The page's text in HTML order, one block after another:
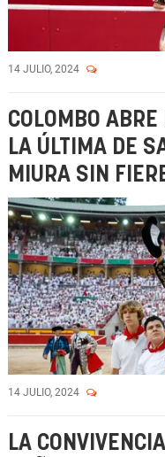
14 JULIO, 2024
COLOMBO
LA ÚLTIMA DE
MIURA SIN
14 JULIO, 2024
LA